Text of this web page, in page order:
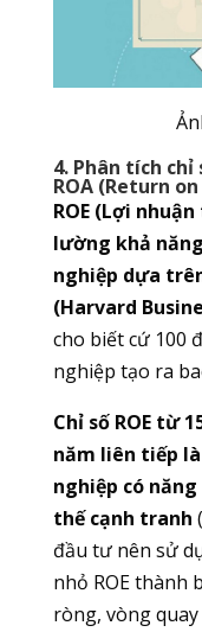
4. Phân tích chỉ
ROA (Return
ROE (Lợi
lường khả
nghiệp dựa
(Harvard
cho biết cứ 100
nghiệp tạo ra
Chỉ số ROE từ
năm liên tiếp
nghiệp có
thế cạnh tranh
đầu tư nên sử
nhỏ ROE thành
ròng, vòng